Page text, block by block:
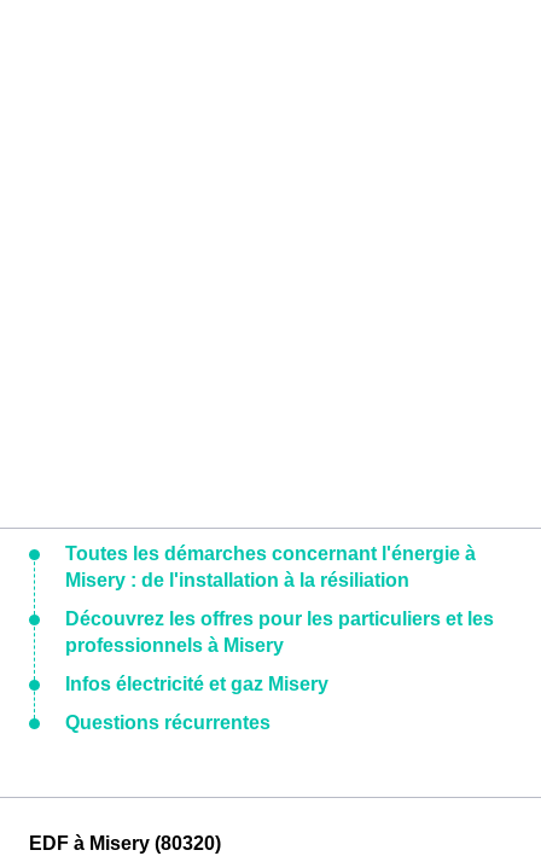
Toutes les démarches concernant l'énergie à
Misery : de l'installation à la résiliation
Découvrez les offres pour les particuliers et les
professionnels à Misery
Infos électricité et gaz Misery
Questions récurrentes
EDF à Misery (80320)